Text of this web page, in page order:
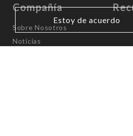
Estoy de acuerdo
Compañía
Sobre Nosotros
Noticias